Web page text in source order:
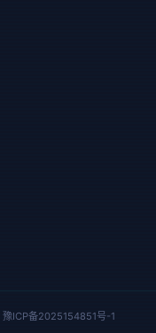
豫ICP备2025154851号-1